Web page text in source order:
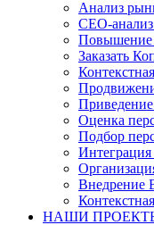
Анализ
СЕО-анализ
Повышение
Заказать
Приведение
Оценка
Подбор
Внедрение
НАШИ